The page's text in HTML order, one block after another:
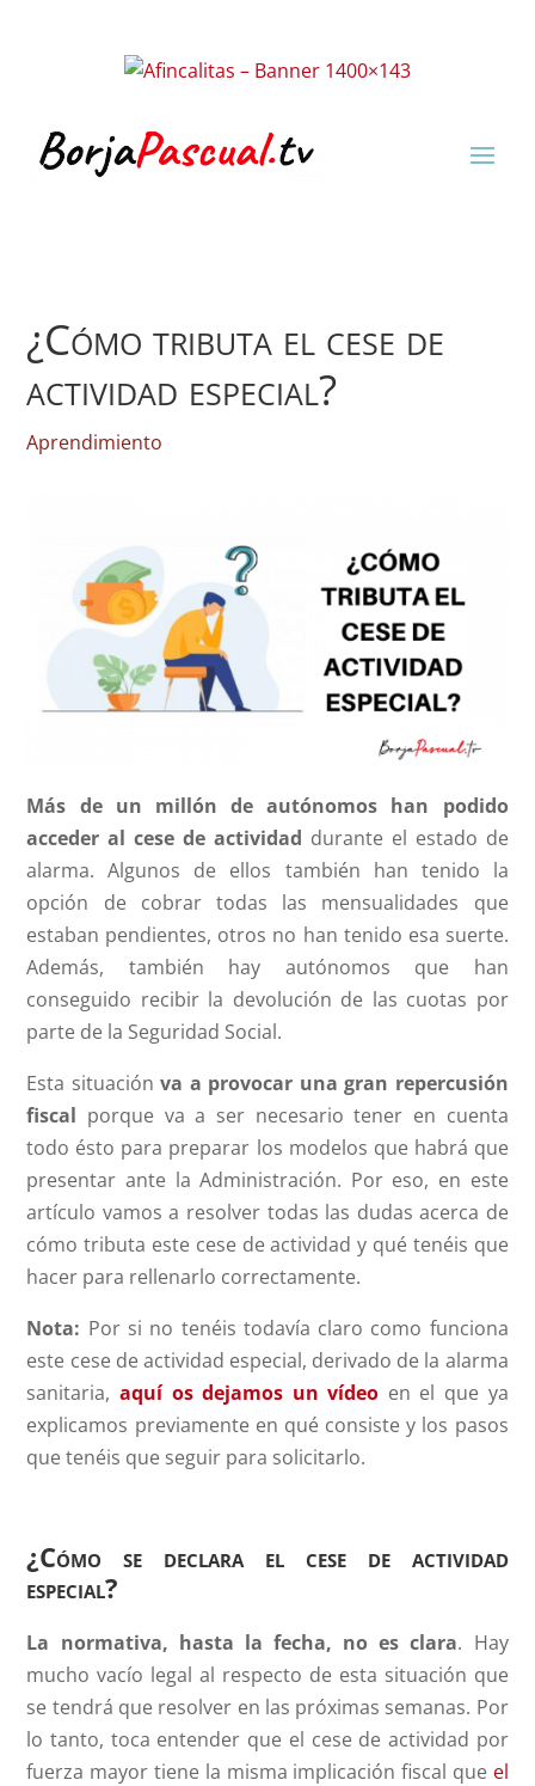
¿Cómo tributa el cese de
actividad especial?
Aprendimiento
Más de un millón de autónomos han podido
acceder al cese de actividad durante el estado de
alarma. Algunos de ellos también han tenido la
opción de cobrar todas las mensualidades que
estaban pendientes, otros no han tenido esa suerte.
Además, también hay autónomos que han
conseguido recibir la devolución de las cuotas por
parte de la Seguridad Social.
Esta situaciónva a provocar una gran repercusión
fiscal porque va a ser necesario tener en cuenta
todo ésto para preparar los modelos que habrá que
presentar ante la Administración. Por eso, en este
artículo vamos a resolver todas las dudas acerca de
cómo tributa este cese de actividad y qué tenéis que
hacer para rellenarlo correctamente.
Nota: Por si no tenéis todavía claro como funciona
este cese de actividad especial, derivado de la alarma
sanitaria, aquí os dejamos un vídeo en el que ya
explicamos previamente en qué consiste y los pasos
que tenéis que seguir para solicitarlo.
¿Cómo se declara el cese de actividad
especial?
La normativa, hasta la fecha, no es clara. Hay
mucho vacío legal al respecto de esta situación que
se tendrá que resolver en las próximas semanas. Por
lo tanto, toca entender que el cese de actividad por
fuerza mayor tiene la misma implicación fiscal que el